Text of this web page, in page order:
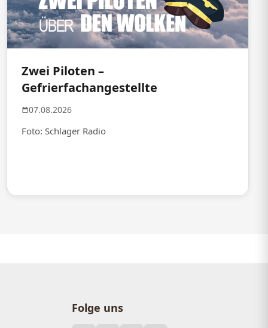
Zwei Piloten –
Gefrierfachangestellte
07.08.2026
Foto: Schlager Radio
Folge uns